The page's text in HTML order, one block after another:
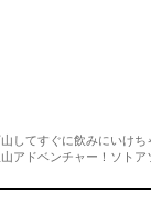
してすぐに飲みにいけ
アドベンチャー！ソトア